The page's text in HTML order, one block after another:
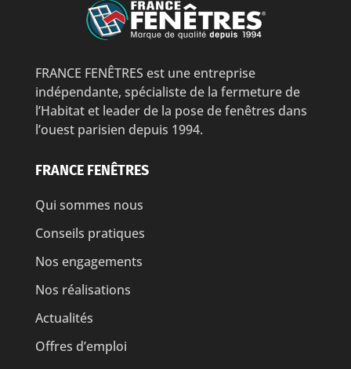
FRANCE FENÊTRES est une entreprise
indépendante, spécialiste de la fermeture de
l’Habitat et leader de la pose de fenêtres dans
l’ouest parisien depuis 1994.
FRANCE FENÊTRES
Qui sommes nous
Conseils pratiques
Nos engagements
Nos réalisations
Actualités
Offres d’emploi